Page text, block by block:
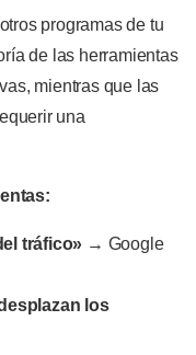
programas de tu
de las herramientas
mientras que las
una
tráfico» → Google
los